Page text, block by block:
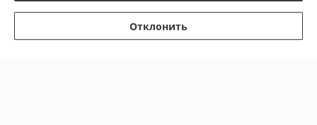
График работы
Отклонить